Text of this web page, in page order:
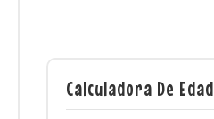
Calculadora De Edad